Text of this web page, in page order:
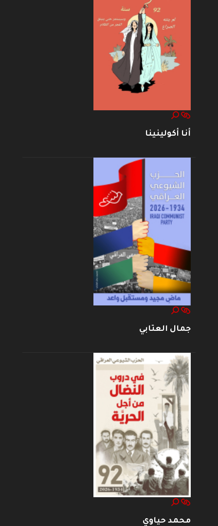
أنا أكولينينا
جمال العتابي
محمد حياوي